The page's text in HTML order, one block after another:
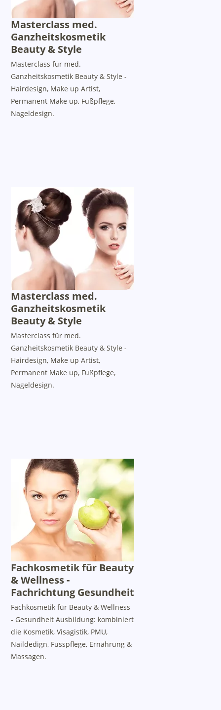
Masterclass med.
Ganzheitskosmetik
Beauty & Style
Masterclass für med.
Ganzheitskosmetik Beauty & Style -
Hairdesign, Make up Artist,
Permanent Make up, Fußpflege,
Nageldesign.
Masterclass med.
Ganzheitskosmetik
Beauty & Style
Masterclass für med.
Ganzheitskosmetik Beauty & Style -
Hairdesign, Make up Artist,
Permanent Make up, Fußpflege,
Nageldesign.
Fachkosmetik für Beauty
& Wellness -
Fachrichtung Gesundheit
Fachkosmetik für Beauty & Wellness
- Gesundheit Ausbildung: kombiniert
die Kosmetik, Visagistik, PMU,
Naildedign, Fusspflege, Ernährung &
Massagen.